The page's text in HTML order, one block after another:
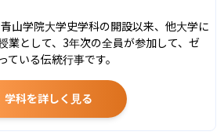
山学院大学史学科の開設以来、他大学に
業として、3年次の全員が参加して、ゼ
いる伝統行事です。
学科を詳しく見る